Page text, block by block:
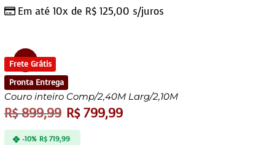
Em até 10x de R$ 125,00 s/juros
Oferta!
Frete Grátis
Pronta Entrega
Couro inteiro Comp/2,40M Larg/2,10M
R$899,99 R$799,99
-10% R$719,99